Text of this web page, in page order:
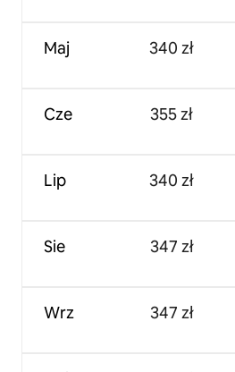
Maj
Cze
Lip
Sie
Wrz
340 zł
355 zł
340 zł
347 zł
347 zł